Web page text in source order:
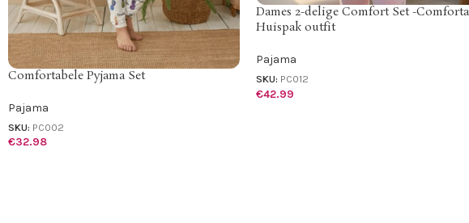
Comfortabele Pyjama Set
Pajama
SKU: PC002
€32.98
Dames 2-delige Comfort Set -
Huispak outfit
Pajama
SKU: PC012
€42.99